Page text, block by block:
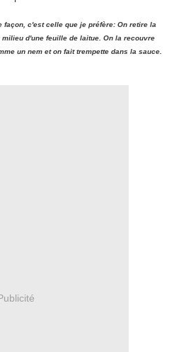
façon, c'est celle que je préfère: On retire la
d'une feuille de laitue. On la recouvre
un nem et on fait trempette dans la sauce.